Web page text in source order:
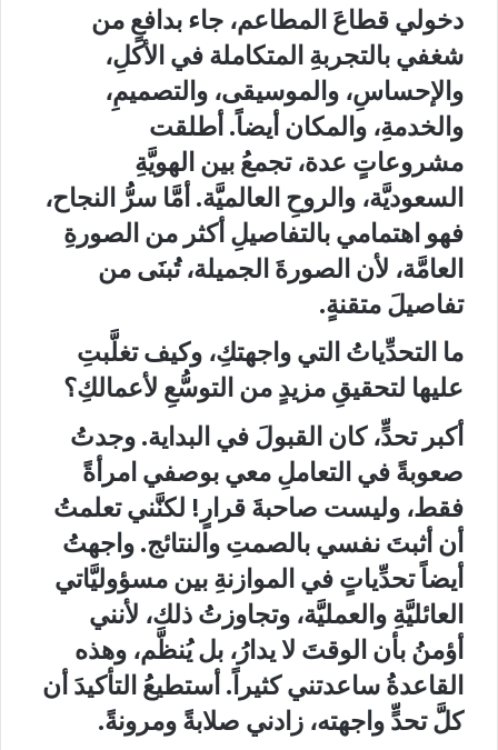
دخولي قطاعَ المطاعم، جاء بدافعٍ من
شغفي بالتجربةِ المتكاملة في الأكلِ،
والإحساسِ، والموسيقى، والتصميمِ،
والخدمةِ، والمكان أيضاً. أطلقت
مشروعاتٍ عدة، تجمعُ بين الهويَّةِ
السعوديَّة، والروحِ العالميَّة. أمَّا سرُّ النجاح،
فهو اهتمامي بالتفاصيلِ أكثر من الصورةِ
العامَّة، لأن الصورةَ الجميلة، تُبنَى من
تفاصيلَ متقنةٍ.
ما التحدِّياتُ التي واجهتكِ، وكيف تغلَّبتِ
عليها لتحقيقِ مزيدٍ من التوسُّعِ لأعمالكِ؟
أكبر تحدٍّ، كان القبولَ في البداية. وجدتُ
صعوبةً في التعاملِ معي بوصفي امرأةً
فقط، وليست صاحبةَ قرارٍ! لكنَّني تعلمتُ
أن أثبتَ نفسي بالصمتِ والنتائج. واجهتُ
أيضاً تحدِّياتٍ في الموازنةِ بين مسؤوليَّاتي
العائليَّةِ والعمليَّة، وتجاوزتُ ذلك، لأنني
أؤمنُ بأن الوقتَ لا يدارُ، بل يُنظَّم، وهذه
القاعدةُ ساعدتني كثيراً. أستطيعُ التأكيدَ أن
كلَّ تحدٍّ واجهته، زادني صلابةً ومرونةً.